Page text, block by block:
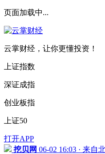
页面加载中...
云掌财经，让你更懂投资！
上证指数
深证成指
创业板指
上证50
打开APP
挖贝网 06-02 16:03 · 来自